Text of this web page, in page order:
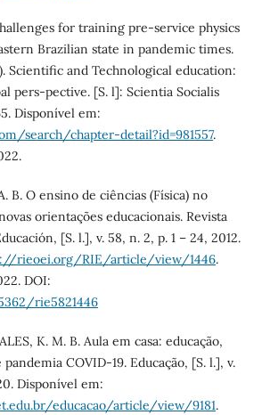
for training pre-service physics
Brazilian state in pandemic times.
Scientific and Technological education:
pers-pective. [S. l]: Scientia Socialis
Disponível em:
search/chapter-detail?id=981557.
B. O ensino de ciências (Física) no
orientações educacionais. Revista
[S. l.], v. 58, n. 2, p. 1 – 24, 2012.
rieoei.org/RIE/article/view/1446.
DOI:
rie5821446
K. M. B. Aula em casa: educação,
COVID-19. Educação, [S. l.], v.
Disponível em:
educacao/article/view/9181.